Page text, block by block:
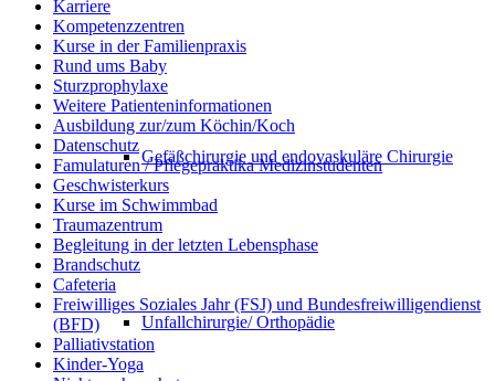
Gefäßchirurgie und endovaskuläre Chirurgie
Unfallchirurgie/ Orthopädie
Karriere
Kompetenzzentren
Kurse in der Familienpraxis
Rund ums Baby
Sturzprophylaxe
Weitere Patienteninformationen
Ausbildung zur/zum Köchin/Koch
Datenschutz
Famulaturen / Pflegepraktika Medizinstudenten
Geschwisterkurs
Kurse im Schwimmbad
Traumazentrum
Begleitung in der letzten Lebensphase
Brandschutz
Cafeteria
Freiwilliges Soziales Jahr (FSJ) und Bundesfreiwilligendienst
(BFD)
Palliativstation
Kinder-Yoga